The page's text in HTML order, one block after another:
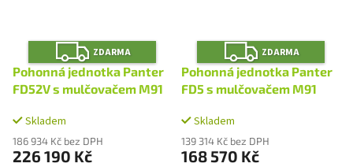
Z
D
A
R
M
ZDARMA
Pohonná jednotka Panter
FD52V s mulčovačem M91
Skladem
186 934 Kč bez DPH
226 190 Kč
Z
D
A
R
M
ZDARMA
Pohonná jednotka Panter
FD5 s mulčovačem M91
Skladem
139 314 Kč bez DPH
168 570 Kč